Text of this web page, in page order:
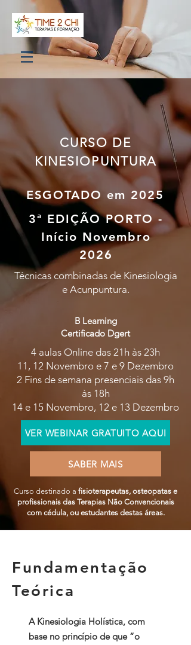
CURSO DE
KINESIOPUNTURA
ESGOTADO em 2025
3ª EDIÇÃO PORTO -
Início Novembro
2026
Técnicas combinadas de Kinesiologia
e Acunpuntura.
B Learning
Certificado Dgert
4 aulas Online das 21h às 23h
11, 12 Novembro e 7 e 9 Dezembro
2 Fins de semana presenciais das 9h
às 18h
14 e 15 Novembro, 12 e 13 Dezembro
VER WEBINAR GRATUITO AQUI
SABER MAIS
Curso destinado a fisioterapeutas, osteopatas e
profissionais das Terapias Não Convencionais
com cédula, ou estudantes destas áreas.
Fundamentação
Teórica
A Kinesiologia Holística, com
base no princípio de que “o